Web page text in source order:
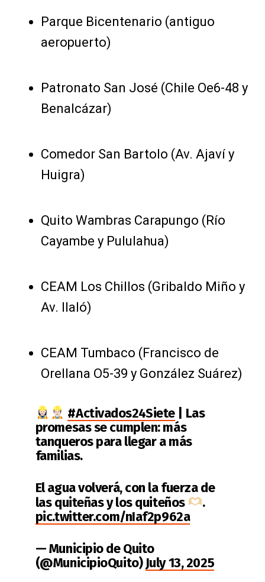
Parque Bicentenario (antiguo
aeropuerto)
Patronato San José (Chile Oe6-48 y
Benalcázar)
Comedor San Bartolo (Av. Ajaví y
Huigra)
Quito Wambras Carapungo (Río
Cayambe y Pululahua)
CEAM Los Chillos (Gribaldo Miño y
Av. Ilaló)
CEAM Tumbaco (Francisco de
Orellana O5-39 y González Suárez)
#Activados24Siete| Las
promesas se cumplen: más
tanqueros para llegar a más
familias.
El agua volverá, con la fuerza de
las quiteñas y los quiteños
.
pic.twitter.com/nIaf2p962a
— Municipio de Quito
(@MunicipioQuito)July 13, 2025